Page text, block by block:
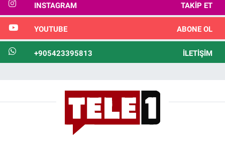
INSTAGRAM TAKIP ET
YOUTUBE ABONE OL
+905423395813 İLETIŞIM